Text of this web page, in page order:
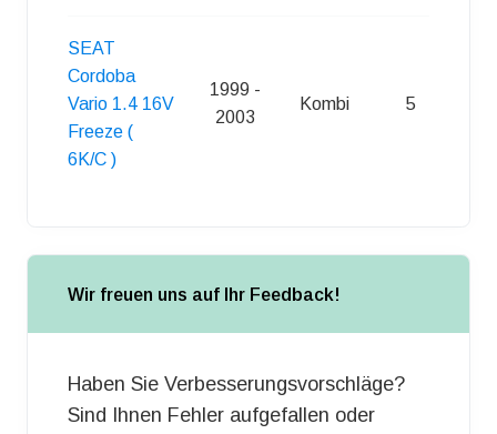
SEAT
Cordoba
Vario 1.4 16V
Freeze (
6K/C )
1999 -
2003
Kombi 5
Wir freuen uns auf Ihr Feedback!
Haben Sie Verbesserungsvorschläge?
Sind Ihnen Fehler aufgefallen oder